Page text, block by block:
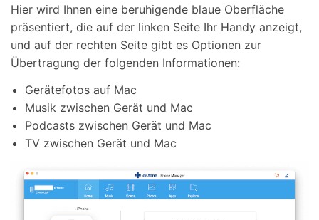
Hier wird Ihnen eine beruhigende blaue Oberfläche
präsentiert, die auf der linken Seite Ihr Handy anzeigt,
und auf der rechten Seite gibt es Optionen zur
Übertragung der folgenden Informationen:
Gerätefotos auf Mac
Musik zwischen Gerät und Mac
Podcasts zwischen Gerät und Mac
TV zwischen Gerät und Mac